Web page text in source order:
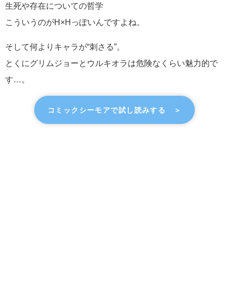
生死や存在についての哲学
こういうのがH×Hっぽいんですよね。
そして何よりキャラが“刺さる”。
とくにグリムジョーとウルキオラは危険なくらい魅力的で
す…。
コミックシーモアで試し読みする ＞